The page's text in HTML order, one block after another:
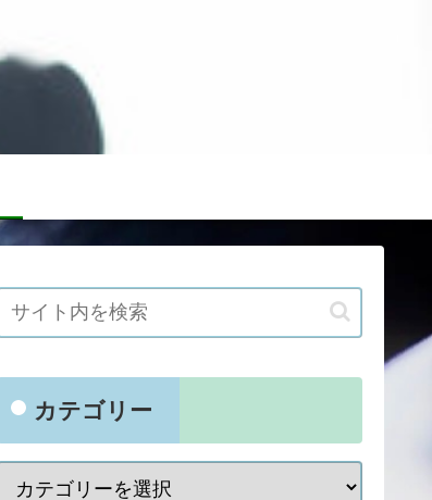
カテゴリー